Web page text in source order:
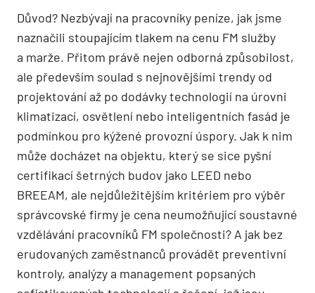
Důvod? Nezbývají na pracovníky peníze, jak jsme
naznačili stoupajícím tlakem na cenu FM služby
a marže. Přitom právě nejen odborná způsobilost,
ale především soulad s nejnovějšími trendy od
projektování až po dodávky technologií na úrovni
klimatizací, osvětlení nebo inteligentních fasád je
podmínkou pro kýžené provozní úspory. Jak k nim
může docházet na objektu, který se sice pyšní
certifikací šetrných budov jako LEED nebo
BREEAM, ale nejdůležitějším kritériem pro výběr
správcovské firmy je cena neumožňující soustavné
vzdělávání pracovníků FM společnosti? A jak bez
erudovaných zaměstnanců provádět preventivní
kontroly, analýzy a management popsaných